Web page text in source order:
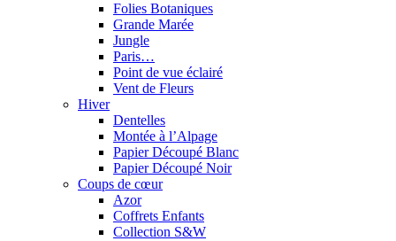
Folies Botaniques
Grande Marée
Jungle
Paris…
Point de vue éclairé
Vent de Fleurs
Hiver
Dentelles
Montée à l’Alpage
Papier Découpé Blanc
Papier Découpé Noir
Coups de cœur
Azor
Coffrets Enfants
Collection S&W